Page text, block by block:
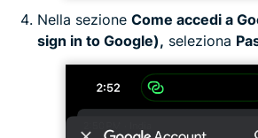
Nella sezione Come accedi a
sign in to Google), seleziona